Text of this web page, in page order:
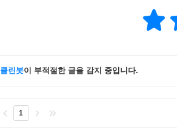
클린봇이 부적절한 글을 감지 중입니다.
1